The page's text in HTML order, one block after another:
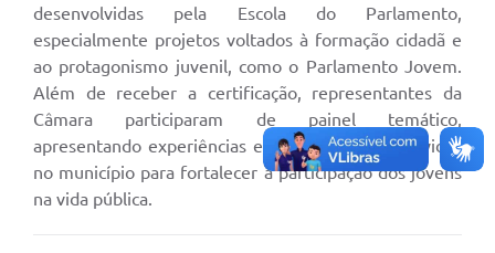
Galeria de Fotos
Vereadores
Galeria de Presidentes
Mesa Diretora
desenvolvidas pela Escola do Parlamento,
especialmente projetos voltados à formação cidadã e
ao protagonismo juvenil, como o Parlamento Jovem.
Além de receber a certificação, representantes da
Câmara participaram de painel temático,
apresentando experiências e iniciativas desenvolvidas
no município para fortalecer a participação dos jovens
na vida pública.